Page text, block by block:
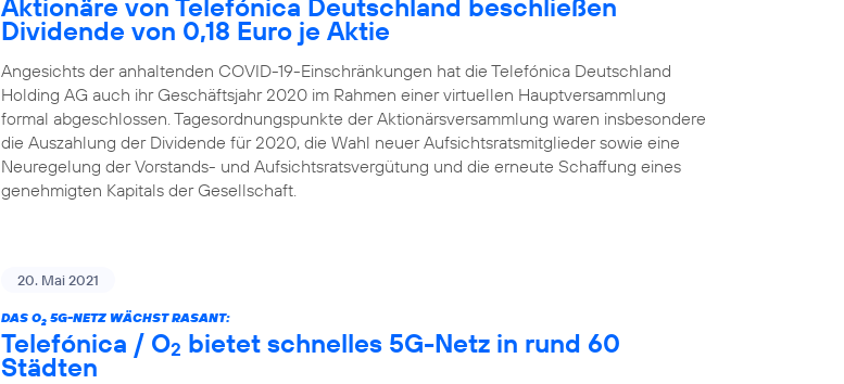
Aktionäre von Telefónica Deutschland beschließen
Dividende von 0,18 Euro je Aktie
Angesichts der anhaltenden COVID-19-Einschränkungen hat die Telefónica Deutschland
Holding AG auch ihr Geschäftsjahr 2020 im Rahmen einer virtuellen Hauptversammlung
formal abgeschlossen. Tagesordnungspunkte der Aktionärsversammlung waren insbesondere
die Auszahlung der Dividende für 2020, die Wahl neuer Aufsichtsratsmitglieder sowie eine
Neuregelung der Vorstands- und Aufsichtsratsvergütung und die erneute Schaffung eines
genehmigten Kapitals der Gesellschaft.
20. Mai 2021
DAS O2 5G-NETZ WÄCHST RASANT:
Telefónica / O2 bietet schnelles 5G-Netz in rund 60
Städten